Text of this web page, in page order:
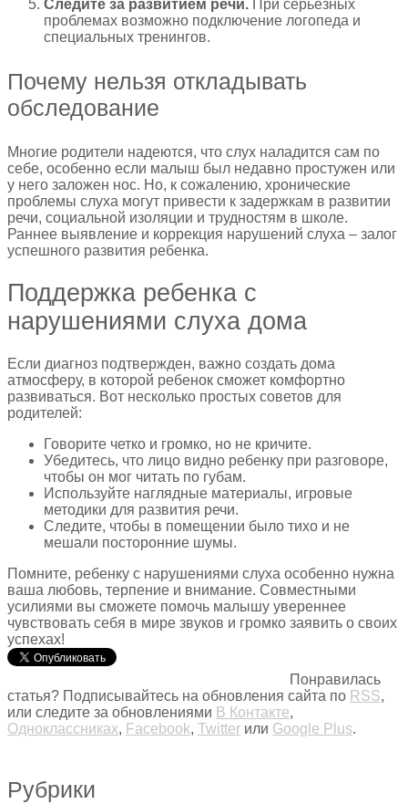
Следите за развитием речи. При серьезных
проблемах возможно подключение логопеда и
специальных тренингов.
Почему нельзя откладывать
обследование
Многие родители надеются, что слух наладится сам по
себе, особенно если малыш был недавно простужен или
у него заложен нос. Но, к сожалению, хронические
проблемы слуха могут привести к задержкам в развитии
речи, социальной изоляции и трудностям в школе.
Раннее выявление и коррекция нарушений слуха – залог
успешного развития ребенка.
Поддержка ребенка с
нарушениями слуха дома
Если диагноз подтвержден, важно создать дома
атмосферу, в которой ребенок сможет комфортно
развиваться. Вот несколько простых советов для
родителей:
Говорите четко и громко, но не кричите.
Убедитесь, что лицо видно ребенку при разговоре,
чтобы он мог читать по губам.
Используйте наглядные материалы, игровые
методики для развития речи.
Следите, чтобы в помещении было тихо и не
мешали посторонние шумы.
Помните, ребенку с нарушениями слуха особенно нужна
ваша любовь, терпение и внимание. Совместными
усилиями вы сможете помочь малышу увереннее
чувствовать себя в мире звуков и громко заявить о своих
успехах!
Понравилась
статья? Подписывайтесь на обновления сайта по RSS,
или следите за обновлениями В Контакте,
Одноклассниках, Facebook, Twitter или Google Plus.
Рубрики